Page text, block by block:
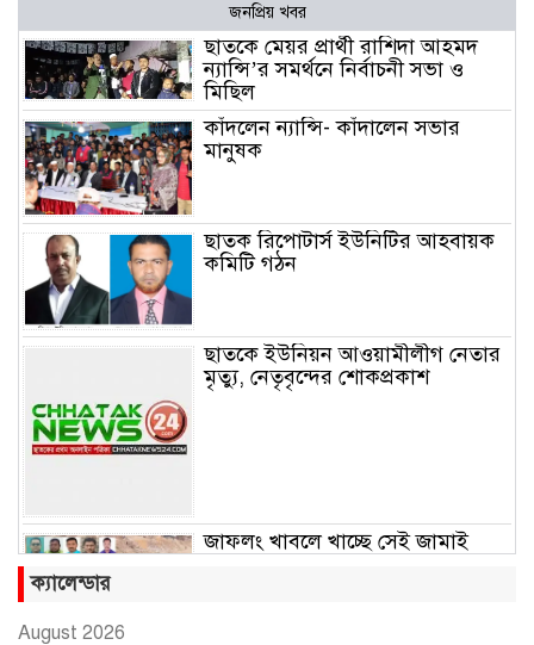
জনপ্রিয় খবর
ছাতকে মেয়র প্রার্থী রাশিদা আহমদ
ন্যান্সি’র সমর্থনে নির্বাচনী সভা ও
মিছিল
কাঁদলেন ন্যান্সি- কাঁদালেন সভার
মানুষক
ছাতক রিপোটার্স ইউনিটির আহবায়ক
কমিটি গঠন
ছাতকে ইউনিয়ন আওয়ামীলীগ নেতার
মৃত্যু, নেতৃবৃন্দের শোকপ্রকাশ
জাফলং খাবলে খাচ্ছে সেই জামাই
ক্যালেন্ডার
August 2026